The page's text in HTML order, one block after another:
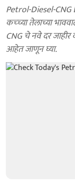
Petrol-Diesel-CNG
कच्च्या तेलाच्या
CNG चे नवे दर जाहीर करण्यात
आहेत जाणून घ्या.